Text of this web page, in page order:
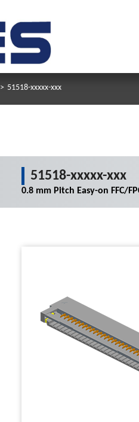
> 51518-xxxxx-xxx
51518-xxxxx-xxx
0.8 mm Pitch Easy-on FFC/